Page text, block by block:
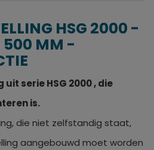
HSG 2000 -
500 MM -
serie HSG 2000 , die
is.
die niet zelfstandig staat,
aangebouwd moet worden